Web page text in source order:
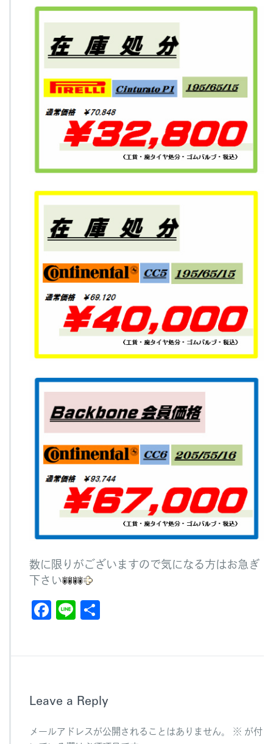
数に限りがございますので気になる方はお急ぎ
下さい
F
c
o
o
Li
e
Leave a Reply
メールアドレスが公開されることはありません。 ※ が付